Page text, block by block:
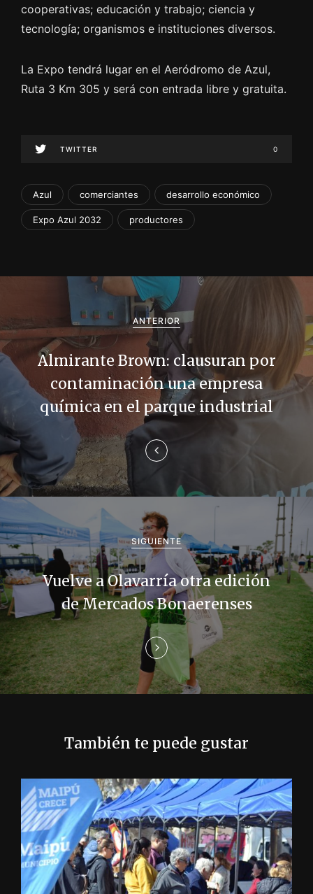
cooperativas; educación y trabajo; ciencia y
tecnología; organismos e instituciones diversos.
La Expo tendrá lugar en el Aeródromo de Azul,
Ruta 3 Km 305 y será con entrada libre y gratuita.
TWITTER 0
Azul comerciantes desarrollo económico
Expo Azul 2032 productores
a
v
g
a
c
i
ó
n
d
e
e
n
t
ANTERIOR
Almirante Brown: clausuran por
contaminación una empresa
química en el parque industrial
SIGUIENTE
Vuelve a Olavarría otra edición
de Mercados Bonaerenses
También te puede gustar